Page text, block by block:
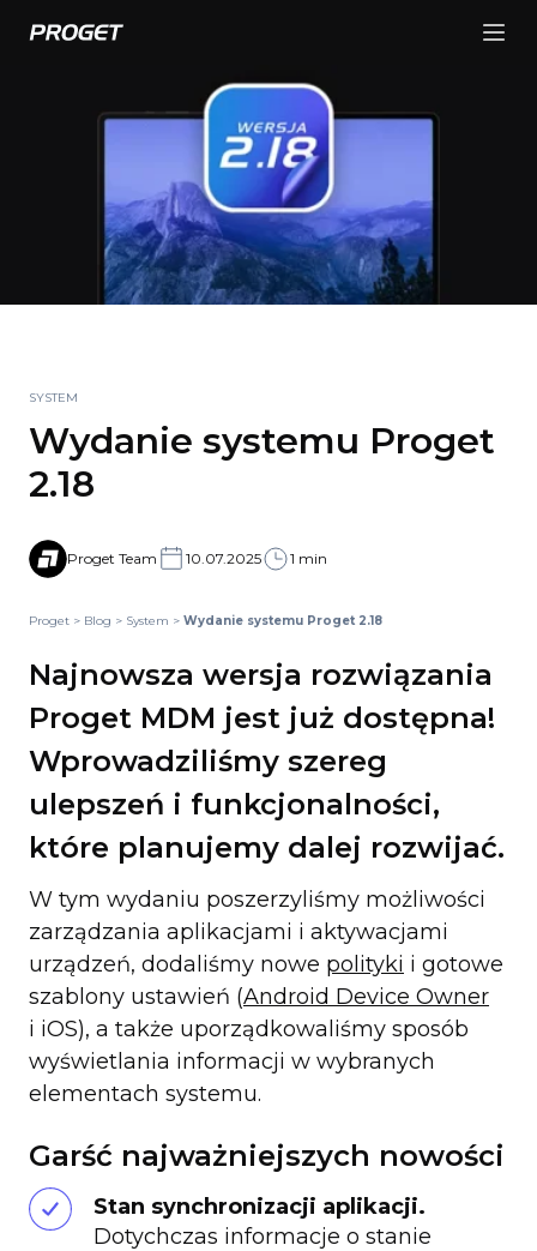
SYSTEM
Wydanie systemu Proget
2.18
Proget Team 10.07.2025 1 min
Proget > Blog > System > Wydanie systemu Proget 2.18
Najnowsza wersja rozwiązania
Proget MDM jest już dostępna!
Wprowadziliśmy szereg
ulepszeń i funkcjonalności,
które planujemy dalej rozwijać.
W tym wydaniu poszerzyliśmy możliwości
zarządzania aplikacjami i aktywacjami
urządzeń, dodaliśmy nowe polityki i gotowe
szablony ustawień (Android Device Owner
i iOS), a także uporządkowaliśmy sposób
wyświetlania informacji w wybranych
elementach systemu.
Garść najważniejszych nowości
Stan synchronizacji aplikacji.
Dotychczas informacje o stanie